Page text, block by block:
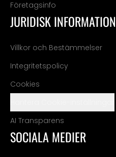
Företagsinfo
JURIDISK INFORMATION
Villkor och Bestämmelser
Integritetspolicy
Cookies
AI Transparens
SOCIALA MEDIER